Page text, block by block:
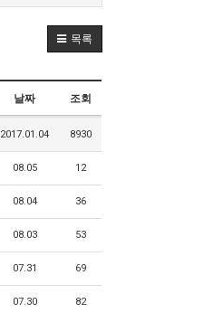
목록
날짜 조회
2017.01.04 8930
08.05 12
08.04 36
08.03 53
07.31 69
07.30 82